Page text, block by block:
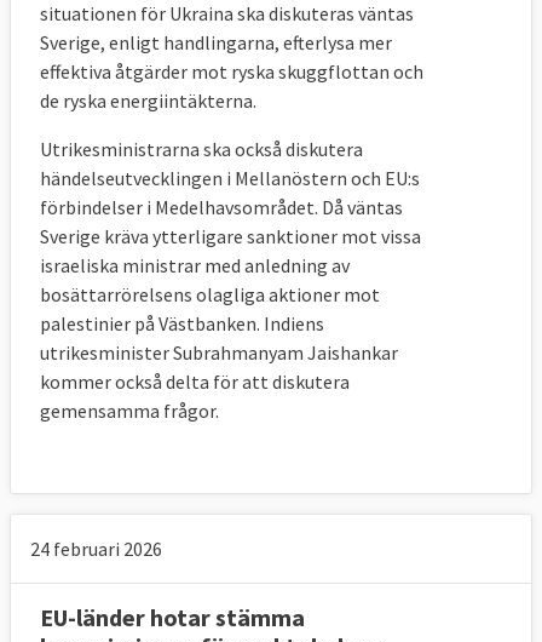
situationen för Ukraina ska diskuteras väntas
Sverige, enligt handlingarna, efterlysa mer
effektiva åtgärder mot ryska skuggflottan och
de ryska energiintäkterna.
Utrikesministrarna ska också diskutera
händelseutvecklingen i Mellanöstern och EU:s
förbindelser i Medelhavsområdet. Då väntas
Sverige kräva ytterligare sanktioner mot vissa
israeliska ministrar med anledning av
bosättarrörelsens olagliga aktioner mot
palestinier på Västbanken. Indiens
utrikesminister Subrahmanyam Jaishankar
kommer också delta för att diskutera
gemensamma frågor.
24 februari 2026
EU-länder hotar stämma